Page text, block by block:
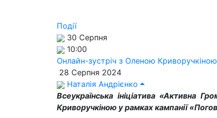
Події
30 Серпня
10:00
Онлайн-зустріч з Оленою
28 Серпня 2024
Наталія Андрієнко
Всеукраїнська ініціатива «Активна
Криворучкіною у рамках кампанії